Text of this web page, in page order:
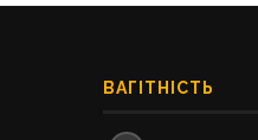
ВАГІТНІСТЬ